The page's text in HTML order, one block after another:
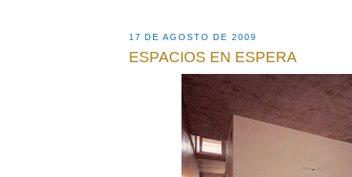
17 DE AGOSTO DE 2009
ESPACIOS EN ESPERA